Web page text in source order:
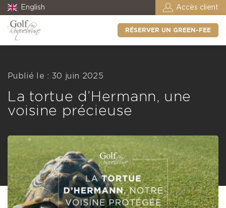
English Accès client
RÉSERVER UN GREEN-FEE
Publié le : 30 juin 2025
La tortue d’Hermann, une
voisine précieuse